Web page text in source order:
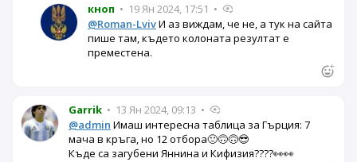
кноп • 19 Ян 2024, 17:51 •
@Roman-LvivИ аз виждам, че не, а тук на сайта
пише там, където колоната резултат е
преместена.
Garrik • 13 Ян 2024, 09:13 •
@admin Имаш интересна таблица за Гърция: 7
мача в кръга, но 12 отбора🙂🙃🙃😎
Къде са загубени Яннина и Кифизия????👀👀